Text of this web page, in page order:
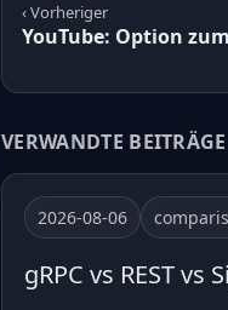
‹ Vorheriger
YouTube: Option
VERWANDTE BEITRÄGE
2026-08-06
gRPC vs REST vs